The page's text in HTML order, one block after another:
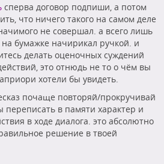
сперва договор подпиши, а потом
что ничего такого на самом деле
не совершал. а всего лишь
на бумажке начирикал ручкой. и
делать оценочных суждений
это отнюдь не то о чём вы
хотели бы увидеть.
почаще повторяй/прокручивай
переписать в памяти характер и
в ходе диалога. это абсолютно
решение в твоей